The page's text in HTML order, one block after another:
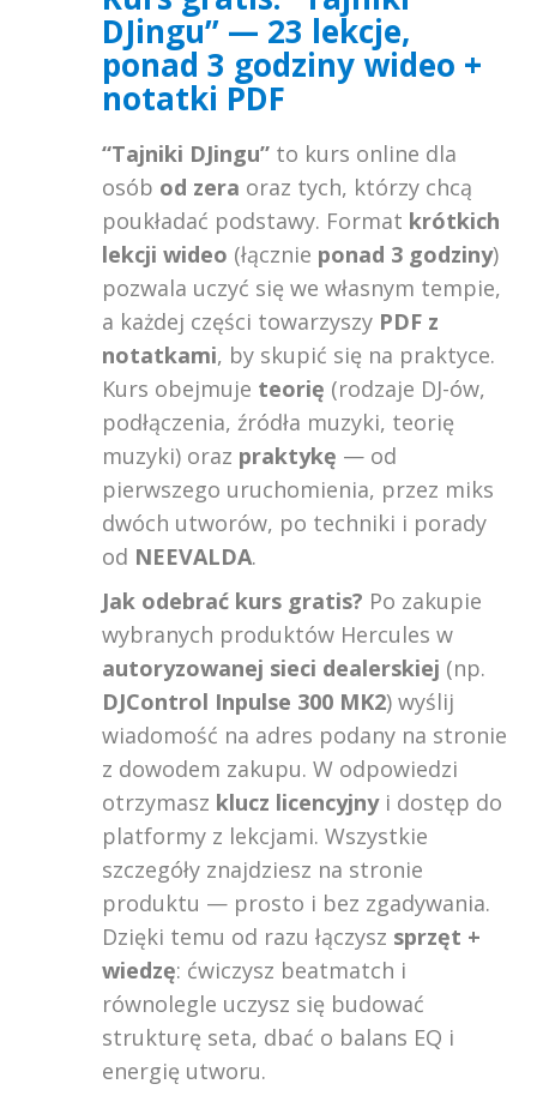
DJingu” — 23 lekcje,
ponad 3 godziny wideo +
notatki PDF
“Tajniki DJingu” to kurs online dla
osób od zera oraz tych, którzy chcą
poukładać podstawy. Format krótkich
lekcji wideo (łącznie ponad 3 godziny)
pozwala uczyć się we własnym tempie,
a każdej części towarzyszy PDF z
notatkami, by skupić się na praktyce.
Kurs obejmuje teorię (rodzaje DJ-ów,
podłączenia, źródła muzyki, teorię
muzyki) oraz praktykę — od
pierwszego uruchomienia, przez miks
dwóch utworów, po techniki i porady
od NEEVALDA.
Jak odebrać kurs gratis? Po zakupie
wybranych produktów Hercules w
autoryzowanej sieci dealerskiej (np.
DJControl Inpulse 300 MK2) wyślij
wiadomość na adres podany na stronie
z dowodem zakupu. W odpowiedzi
otrzymasz klucz licencyjnyi dostęp do
platformy z lekcjami. Wszystkie
szczegóły znajdziesz na stronie
produktu — prosto i bez zgadywania.
Dzięki temu od razu łączysz sprzęt +
wiedzę: ćwiczysz beatmatch i
równolegle uczysz się budować
strukturę seta, dbać o balans EQ i
energię utworu.